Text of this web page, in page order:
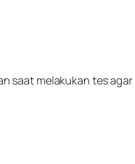
saat melakukan tes